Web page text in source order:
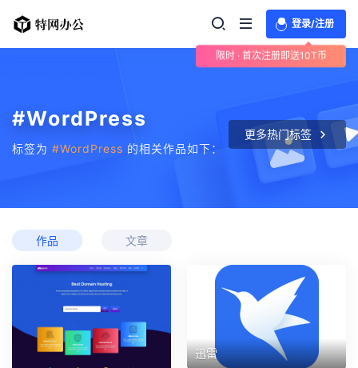
登录/注册
限时 · 首次注册即送10T币
#WordPress
标签为 #WordPress 的相关作品如下：
更多热门标签
作品 文章
迅雷